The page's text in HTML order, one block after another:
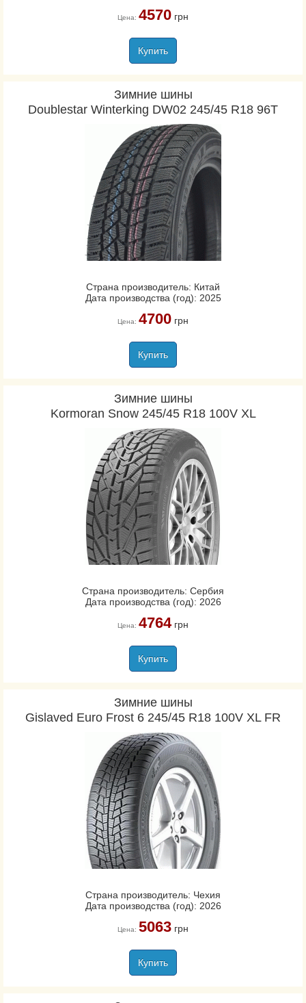
Цена: 4570грн
Купить
Зимние шины
Doublestar Winterking DW02 245/45 R18 96T
Страна производитель: Китай
Дата производства (год): 2025
Цена: 4700грн
Купить
Зимние шины
Kormoran Snow 245/45 R18 100V XL
Страна производитель: Сербия
Дата производства (год): 2026
Цена: 4764грн
Купить
Зимние шины
Gislaved Euro Frost 6 245/45 R18 100V XL FR
Страна производитель: Чехия
Дата производства (год): 2026
Цена: 5063грн
Купить